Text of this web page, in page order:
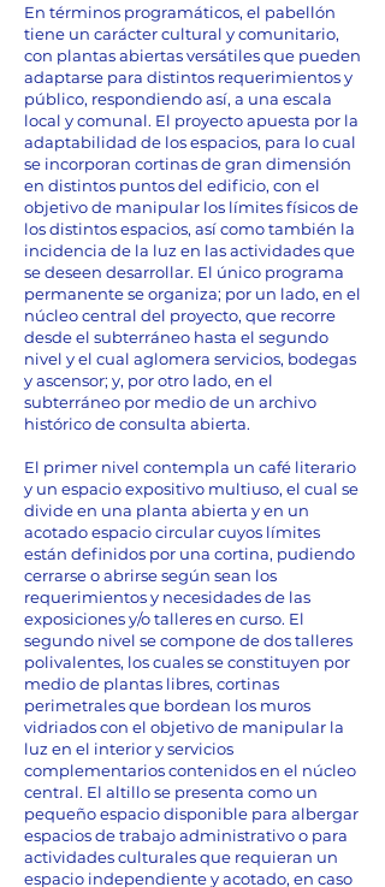
En términos programáticos, el pabellón
tiene un carácter cultural y comunitario,
con plantas abiertas versátiles que pueden
adaptarse para distintos requerimientos y
público, respondiendo así, a una escala
local y comunal. El proyecto apuesta por la
adaptabilidad de los espacios, para lo cual
se incorporan cortinas de gran dimensión
en distintos puntos del edificio, con el
objetivo de manipular los límites físicos de
los distintos espacios, así como también la
incidencia de la luz en las actividades que
se deseen desarrollar. El único programa
permanente se organiza; por un lado, en el
núcleo central del proyecto, que recorre
desde el subterráneo hasta el segundo
nivel y el cual aglomera servicios, bodegas
y ascensor; y, por otro lado, en el
subterráneo por medio de un archivo
histórico de consulta abierta.
El primer nivel contempla un café literario
y un espacio expositivo multiuso, el cual se
divide en una planta abierta y en un
acotado espacio circular cuyos límites
están definidos por una cortina, pudiendo
cerrarse o abrirse según sean los
requerimientos y necesidades de las
exposiciones y/o talleres en curso. El
segundo nivel se compone de dos talleres
polivalentes, los cuales se constituyen por
medio de plantas libres, cortinas
perimetrales que bordean los muros
vidriados con el objetivo de manipular la
luz en el interior y servicios
complementarios contenidos en el núcleo
central. El altillo se presenta como un
pequeño espacio disponible para albergar
espacios de trabajo administrativo o para
actividades culturales que requieran un
espacio independiente y acotado, en caso